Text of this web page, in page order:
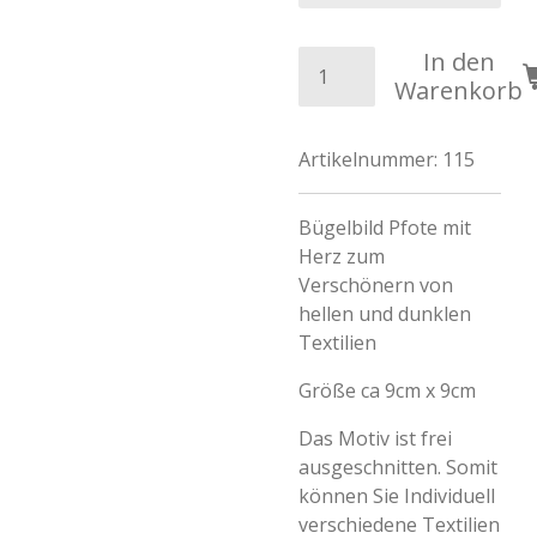
In den
Warenkorb
Artikelnummer: 115
Bügelbild Pfote mit
Herz zum
Verschönern von
hellen und dunklen
Textilien
Größe ca 9cm x 9cm
Das Motiv ist frei
ausgeschnitten. Somit
können Sie Individuell
verschiedene Textilien